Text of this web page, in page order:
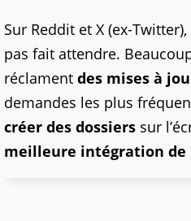
Sur Reddit et X (ex-
pas fait attendre.
réclament des mises à
demandes les plus
créer des dossiers sur
meilleure intégration de